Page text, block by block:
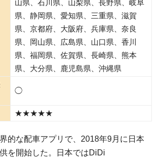
山県、石川県、山梨県、長野県、岐阜
県、静岡県、愛知県、三重県、滋賀
県、京都府、大阪府、兵庫県、奈良
県、岡山県、広島県、山口県、香川
県、福岡県、佐賀県、長崎県、熊本
県、大分県、鹿児島県、沖縄県
◯
★★★★★
的な配車アプリで、2018年9月に日本
を開始した。日本ではDiDi